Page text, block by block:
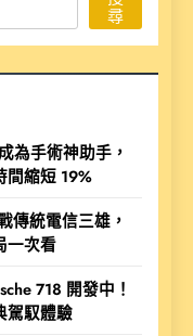
尋
為手術神助手，
間縮短 19%
傳統電信三雄，
一次看
718 開發中！
駕馭體驗